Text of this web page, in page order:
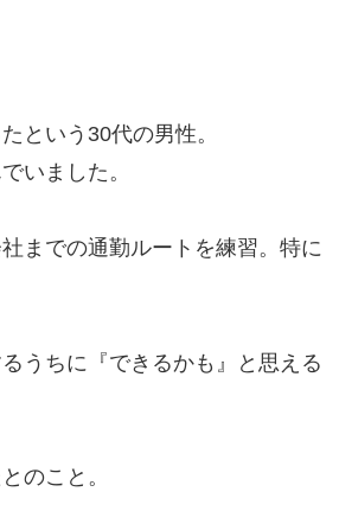
という30代の男性。
いました。
までの通勤ルートを練習。特に
うちに『できるかも』と思える
のこと。